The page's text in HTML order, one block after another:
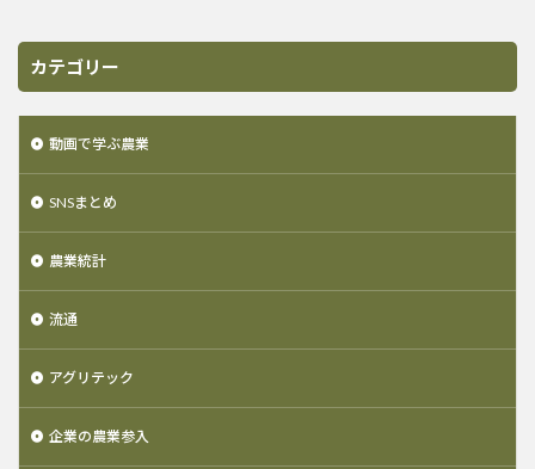
カテゴリー
動画で学ぶ農業
SNSまとめ
農業統計
流通
アグリテック
企業の農業参入